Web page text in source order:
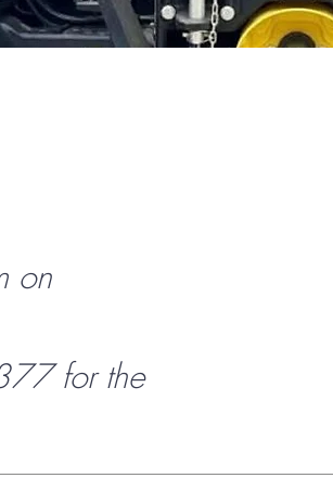
on
for the